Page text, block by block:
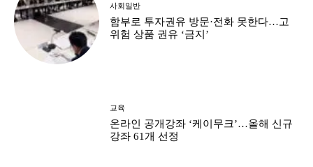
사회일반
함부로 투자권유 방문·전화 못한다…고
위험 상품 권유 ‘금지’
교육
온라인 공개강좌 ‘케이무크’…올해 신규
강좌 61개 선정